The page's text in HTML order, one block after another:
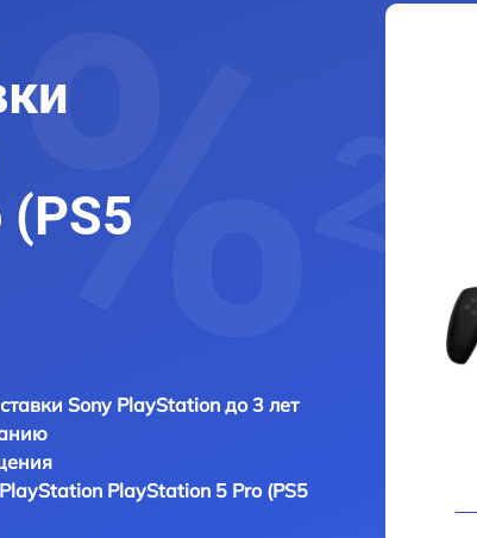
Sony PlayStation до 3 лет
PlayStation 5 Pro (PS5